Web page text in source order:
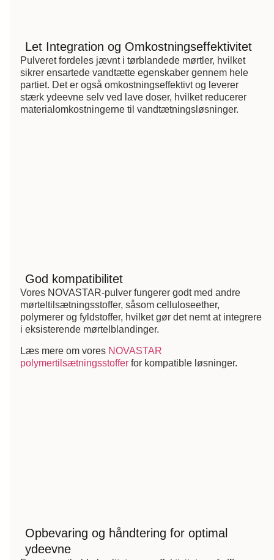
Let Integration og Omkostningseffektivitet
Pulveret fordeles jævnt i tørblandede mørtler, hvilket
sikrer ensartede vandtætte egenskaber gennem hele
partiet. Det er også omkostningseffektivt og leverer
stærk ydeevne selv ved lave doser, hvilket reducerer
materialomkostningerne til vandtætningsløsninger.
God kompatibilitet
Vores NOVASTAR-pulver fungerer godt med andre
mørteltilsætningsstoffer, såsom celluloseether,
polymerer og fyldstoffer, hvilket gør det nemt at integrere
i eksisterende mørtelblandinger.
Læs mere om vores NOVASTAR
polymertilsætningsstoffer for kompatible løsninger.
Opbevaring og håndtering for optimal
ydeevne